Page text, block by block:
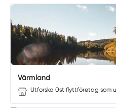
Värmland
Utforska 0st flyttföretag som